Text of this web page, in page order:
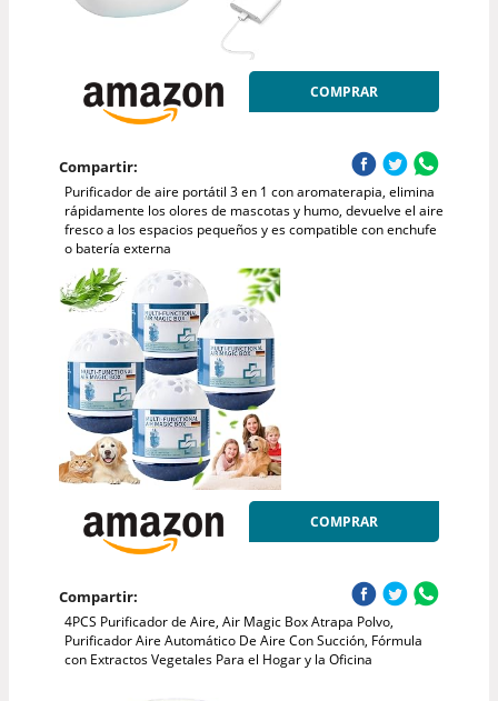
COMPRAR
Compartir:
Purificador de aire portátil 3 en 1 con aromaterapia, elimina
rápidamente los olores de mascotas y humo, devuelve el aire
fresco a los espacios pequeños y es compatible con enchufe
o batería externa
COMPRAR
Compartir:
4PCS Purificador de Aire, Air Magic Box Atrapa Polvo,
Purificador Aire Automático De Aire Con Succión, Fórmula
con Extractos Vegetales Para el Hogar y la Oficina